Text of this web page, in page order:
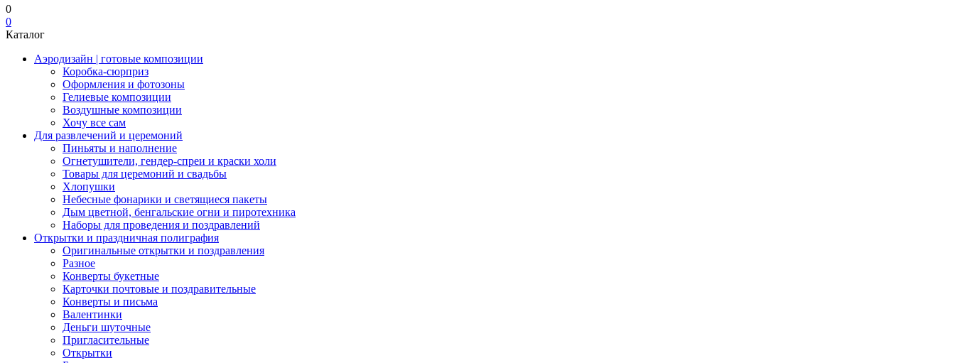
0
0
Каталог
Аэродизайн | готовые композиции
Коробка-сюрприз
Оформления и фотозоны
Гелиевые композиции
Воздушные композиции
Хочу все сам
Для развлечений и церемоний
Пиньяты и наполнение
Огнетушители, гендер-спреи и краски холи
Товары для церемоний и свадьбы
Хлопушки
Небесные фонарики и светящиеся пакеты
Дым цветной, бенгальские огни и пиротехника
Наборы для проведения и поздравлений
Открытки и праздничная полиграфия
Оригинальные открытки и поздравления
Разное
Конверты букетные
Карточки почтовые и поздравительные
Конверты и письма
Валентинки
Деньги шуточные
Пригласительные
Открытки